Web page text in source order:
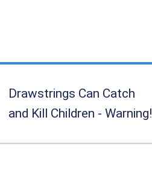
Drawstrings Can Catch
and Kill Children - Warning!